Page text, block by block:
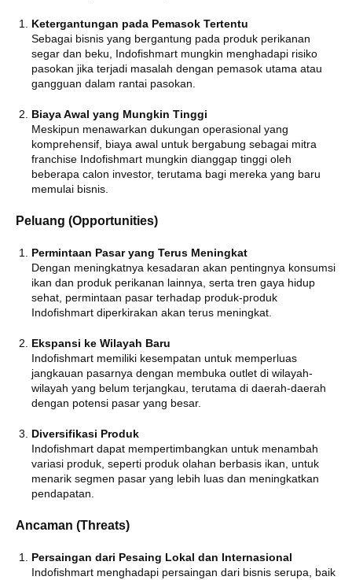
Ketergantungan pada Pemasok Tertentu
Sebagai bisnis yang bergantung pada produk perikanan
segar dan beku, Indofishmart mungkin menghadapi risiko
pasokan jika terjadi masalah dengan pemasok utama atau
gangguan dalam rantai pasokan.
Biaya Awal yang Mungkin Tinggi
Meskipun menawarkan dukungan operasional yang
komprehensif, biaya awal untuk bergabung sebagai mitra
franchise Indofishmart mungkin dianggap tinggi oleh
beberapa calon investor, terutama bagi mereka yang baru
memulai bisnis.
Peluang (Opportunities)
Permintaan Pasar yang Terus Meningkat
Dengan meningkatnya kesadaran akan pentingnya konsumsi
ikan dan produk perikanan lainnya, serta tren gaya hidup
sehat, permintaan pasar terhadap produk-produk
Indofishmart diperkirakan akan terus meningkat.
Ekspansi ke Wilayah Baru
Indofishmart memiliki kesempatan untuk memperluas
jangkauan pasarnya dengan membuka outlet di wilayah-
wilayah yang belum terjangkau, terutama di daerah-daerah
dengan potensi pasar yang besar.
Diversifikasi Produk
Indofishmart dapat mempertimbangkan untuk menambah
variasi produk, seperti produk olahan berbasis ikan, untuk
menarik segmen pasar yang lebih luas dan meningkatkan
pendapatan.
Ancaman (Threats)
Persaingan dari Pesaing Lokal dan Internasional
Indofishmart menghadapi persaingan dari bisnis serupa, baik